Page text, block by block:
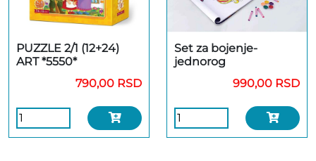
PUZZLE 2/1 (12+24)
ART *5550*
790,00 RSD
Set za bojenje-
jednorog
990,00 RSD